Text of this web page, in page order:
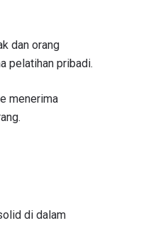
dan orang
pelatihan pribadi.
menerima
di dalam